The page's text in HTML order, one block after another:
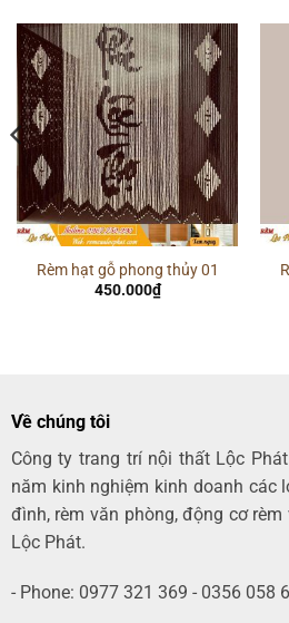
Rèm hạt gỗ phong thủy 01
450.000₫
Về chúng tôi
Công ty trang trí nội thất Lộc
năm kinh nghiệm kinh doanh các
đình, rèm văn phòng, động cơ
Lộc Phát.
- Phone: 0977 321 369 - 0356 058